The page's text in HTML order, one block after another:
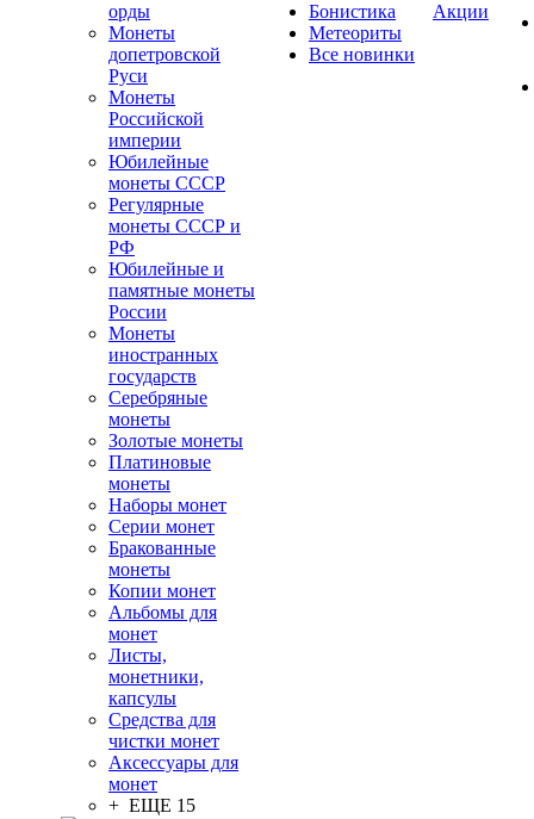
орды
Монеты
допетровской
Руси
Монеты
Российской
империи
Юбилейные
монеты СССР
Регулярные
монеты СССР и
РФ
Юбилейные и
памятные монеты
России
Монеты
иностранных
государств
Серебряные
монеты
Золотые монеты
Платиновые
монеты
Наборы монет
Серии монет
Бракованные
монеты
Копии монет
Альбомы для
монет
Листы,
монетники,
капсулы
Средства для
чистки монет
Аксессуары для
монет
+ ЕЩЕ 15
Бонистика
Метеориты
Все новинки
Акции